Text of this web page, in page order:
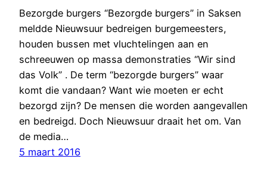
Bezorgde burgers “Bezorgde burgers” in Saksen
meldde Nieuwsuur bedreigen burgemeesters,
houden bussen met vluchtelingen aan en
schreeuwen op massa demonstraties “Wir sind
das Volk” . De term “bezorgde burgers” waar
komt die vandaan? Want wie moeten er echt
bezorgd zijn? De mensen die worden aangevallen
en bedreigd. Doch Nieuwsuur draait het om. Van
de media…
5 maart 2016